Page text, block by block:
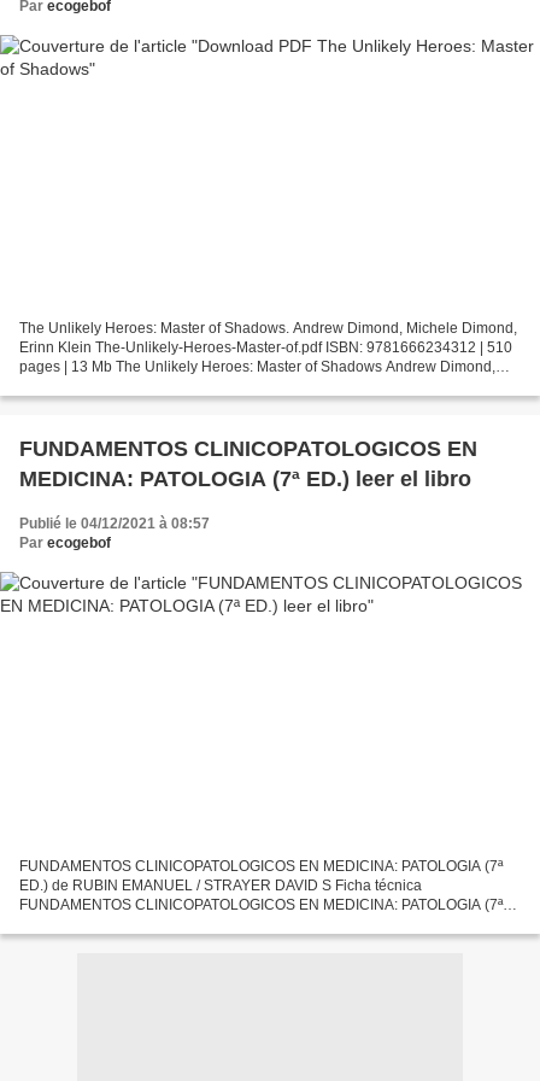
Par ecogebof
The Unlikely Heroes: Master of Shadows. Andrew Dimond, Michele Dimond,
Erinn Klein The-Unlikely-Heroes-Master-of.pdf ISBN: 9781666234312 | 510
pages | 13 Mb The Unlikely Heroes: Master of Shadows Andrew Dimond,
FUNDAMENTOS CLINICOPATOLOGICOS EN
MEDICINA: PATOLOGIA (7ª ED.) leer el libro
Publié le 04/12/2021 à 08:57
Par ecogebof
FUNDAMENTOS CLINICOPATOLOGICOS EN MEDICINA: PATOLOGIA (7ª
ED.) de RUBIN EMANUEL / STRAYER DAVID S Ficha técnica
FUNDAMENTOS CLINICOPATOLOGICOS EN MEDICINA: PATOLOGIA (7ª
Idioma: CASTELLANO Formatos:...